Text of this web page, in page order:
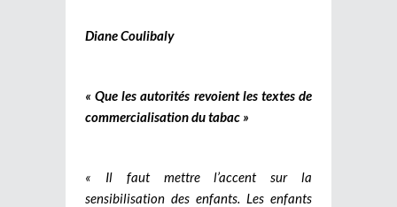
Diane Coulibaly
« Que les autorités revoient les textes de
commercialisation du tabac »
« Il faut mettre l’accent sur la
sensibilisation des enfants. Les enfants